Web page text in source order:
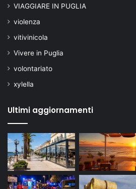
VIAGGIARE IN PUGLIA
violenza
vitivinicola
Vivere in Puglia
volontariato
xylella
Ultimi aggiornamenti